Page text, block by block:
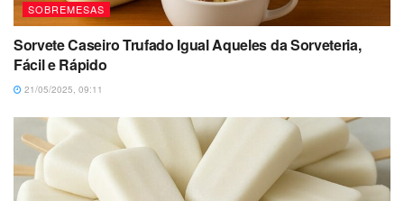
SOBREMESAS
Sorvete Caseiro Trufado Igual Aqueles da Sorveteria,
Fácil e Rápido
21/05/2025, 09:11